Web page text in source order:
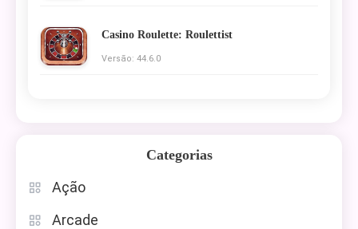
Casino Roulette: Roulettist
Versão: 44.6.0
Categorias
Ação
Arcade